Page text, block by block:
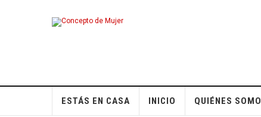
ESTÁS EN CASA INICIO QUIÉNES